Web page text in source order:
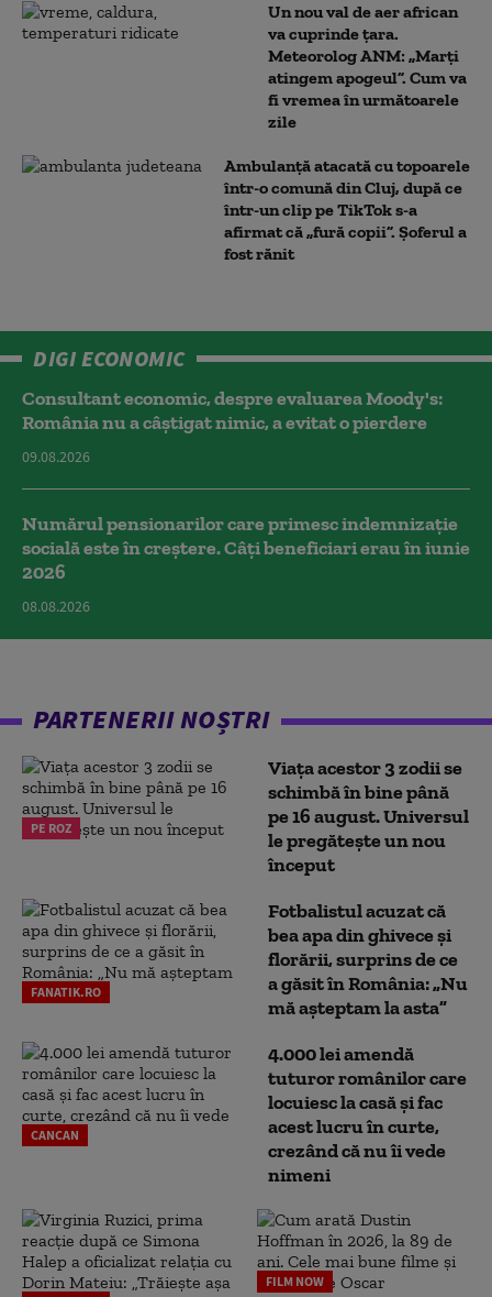
Un nou val de aer african
va cuprinde țara.
Meteorolog ANM: „Marți
atingem apogeul”. Cum va
fi vremea în următoarele
zile
Ambulanţă atacată cu topoarele
într-o comună din Cluj, după ce
într-un clip pe TikTok s-a
afirmat că „fură copii”. Șoferul a
fost rănit
DIGI ECONOMIC
Consultant economic, despre evaluarea Moody's:
România nu a câştigat nimic, a evitat o pierdere
09.08.2026
Numărul pensionarilor care primesc indemnizaţie
socială este în creștere. Câți beneficiari erau în iunie
2026
08.08.2026
PARTENERII NOȘTRI
PE ROZ
Viața acestor 3 zodii se
schimbă în bine până
pe 16 august. Universul
le pregătește un nou
început
FANATIK.RO
Fotbalistul acuzat că
bea apa din ghivece și
florării, surprins de ce
a găsit în România: „Nu
mă așteptam la asta”
CANCAN
4.000 lei amendă
tuturor românilor care
locuiesc la casă și fac
acest lucru în curte,
crezând că nu îi vede
nimeni
FILM NOW